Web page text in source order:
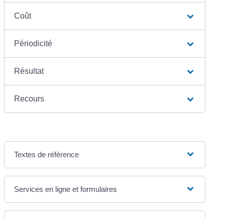
Coût
Périodicité
Résultat
Recours
Textes de référence
Services en ligne et formulaires